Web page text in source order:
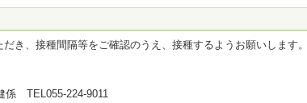
き、接種間隔等をご確認のうえ、接種するようお願いします。
係 TEL055-224-9011